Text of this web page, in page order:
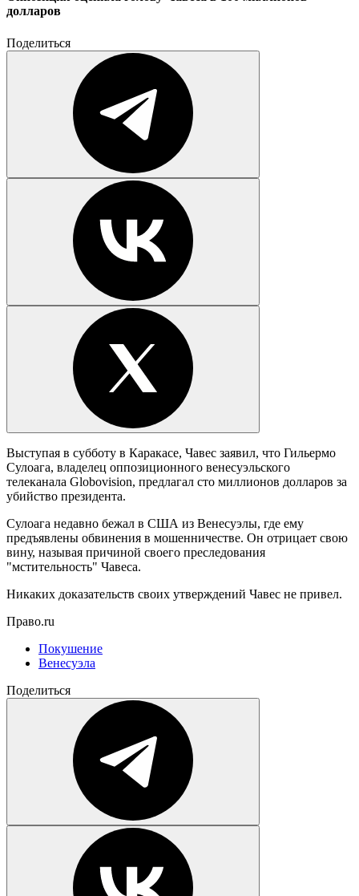
долларов
Поделиться
Выступая в субботу в Каракасе, Чавес заявил, что Гильермо
Сулоага, владелец оппозиционного венесуэльского
телеканала Globovision, предлагал сто миллионов долларов за
убийство президента.
Сулоага недавно бежал в США из Венесуэлы, где ему
предъявлены обвинения в мошенничестве. Он отрицает свою
вину, называя причиной своего преследования
"мстительность" Чавеса.
Никаких доказательств своих утверждений Чавес не привел.
Право.ru
Покушение
Венесуэла
Поделиться